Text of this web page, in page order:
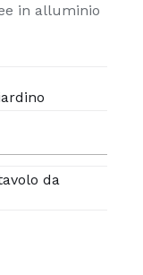
in alluminio
da